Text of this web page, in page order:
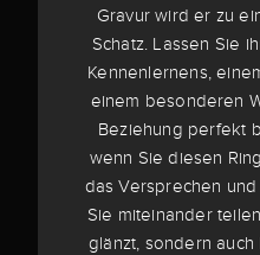
Gravur wird er zu
Schatz. Lassen Sie
Kennenlernens,
einem besonderen
Beziehung perfekt
wenn Sie diesen
das Versprechen
Sie miteinander
glänzt, sondern